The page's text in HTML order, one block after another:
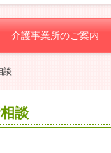
介護事業所のご案内
談
談